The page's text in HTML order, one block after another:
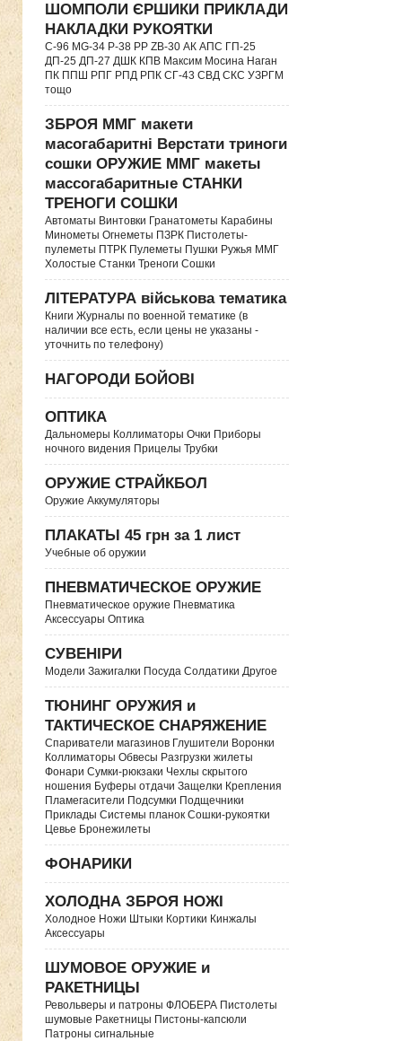
ШОМПОЛИ ЄРШИКИ ПРИКЛАДИ
НАКЛАДКИ РУКОЯТКИ
C-96 MG-34 P-38 PP ZB-30 АК АПС ГП-25
ДП-25 ДП-27 ДШК КПВ Максим Мосина Наган
ПК ППШ РПГ РПД РПК СГ-43 СВД CКС УЗРГМ
тощо
ЗБРОЯ ММГ макети
масогабаритні Верстати триноги
сошки ОРУЖИЕ ММГ макеты
массогабаритные СТАНКИ
ТРЕНОГИ СОШКИ
Автоматы Винтовки Гранатометы Карабины
Минометы Огнеметы ПЗРК Пистолеты-
пулеметы ПТРК Пулеметы Пушки Ружья ММГ
Холостые Станки Треноги Сошки
ЛІТЕРАТУРА військова тематика
Книги Журналы по военной тематике (в
наличии все есть, если цены не указаны -
уточнить по телефону)
НАГОРОДИ БОЙОВІ
ОПТИКА
Дальномеры Коллиматоры Очки Приборы
ночного видения Прицелы Трубки
ОРУЖИЕ СТРАЙКБОЛ
Оружие Аккумуляторы
ПЛАКАТЫ 45 грн за 1 лист
Учебные об оружии
ПНЕВМАТИЧЕСКОЕ ОРУЖИЕ
Пневматическое оружие Пневматика
Аксессуары Оптика
СУВЕНІРИ
Модели Зажигалки Посуда Солдатики Другое
ТЮНИНГ ОРУЖИЯ и
ТАКТИЧЕСКОЕ СНАРЯЖЕНИЕ
Спариватели магазинов Глушители Воронки
Коллиматоры Обвесы Разгрузки жилеты
Фонари Сумки-рюкзаки Чехлы скрытого
ношения Буферы отдачи Защелки Крепления
Пламегасители Подсумки Подщечники
Приклады Системы планок Сошки-рукоятки
Цевье Бронежилеты
ФОНАРИКИ
ХОЛОДНА ЗБРОЯ НОЖІ
Холодное Ножи Штыки Кортики Кинжалы
Аксессуары
ШУМОВОЕ ОРУЖИЕ и
РАКЕТНИЦЫ
Револьверы и патроны ФЛОБЕРА Пистолеты
шумовые Ракетницы Пистоны-капсюли
Патроны сигнальные